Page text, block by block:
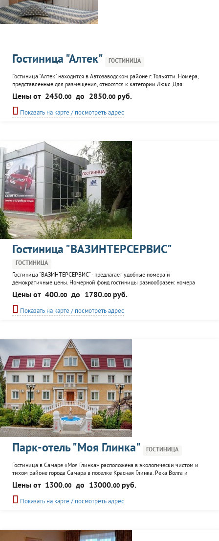
Гостиница "Алтек" ГОСТИНИЦА
Гостиница "Алтек" находится в Автозаводском районе г. Тольятти. Номера,
представленные для размещения, относятся к категории Люкс. Для
клиентов гостиицы предоставляются теннисный корт, оздоровительно-
спортивный комплекс, прокат спортивного инвентаря. Так же гости могут
посетить кафе и воспользоваться экскурсионным сопровождением.
Цены от 2450.00 до 2850.00 руб.
Показать на карте / посмотреть адрес
Гостиница "ВАЗИНТЕРСЕРВИС"
ГОСТИНИЦА
Гостиница "ВАЗИНТЕРСЕРВИС" - предлагает удобные номера и
демократичные цены. Номерной фонд гостиницы разнообразен: номера
повышенной комфортности, люкс, номера без удобств. К услугам
постояльцев: банкетный зал, бильярд, кафе-бар, бизнес-центр.
Цены от 400.00 до 1780.00 руб.
Показать на карте / посмотреть адрес
Парк-отель "Моя Глинка" ГОСТИНИЦА
Гостиница в Самаре «Моя Глинка» расположена в экологически чистом и
тихом районе города Самара в поселке Красная Глинка. Река Волга и
горнолыжные спуски находятся в пешей доступности от гостиницы. Из окон
гостиницы открывается великолепный вид на Жигулевские горы. Тишина и
чистый воздух, в сочетании с комфортабельными номерами, потрясающей
кухней ресторана «Олли» и...
Цены от 1300.00 до 13000.00 руб.
Показать на карте / посмотреть адрес